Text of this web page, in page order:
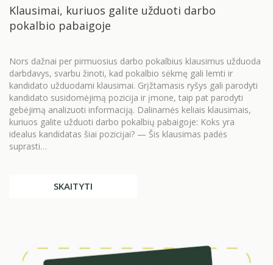
Klausimai, kuriuos galite užduoti darbo
pokalbio pabaigoje
Nors dažnai per pirmuosius darbo pokalbius klausimus užduoda
darbdavys, svarbu žinoti, kad pokalbio sėkmę gali lemti ir
kandidato užduodami klausimai. Grįžtamasis ryšys gali parodyti
kandidato susidomėjimą pozicija ir įmone, taip pat parodyti
gebėjimą analizuoti informaciją. Dalinamės keliais klausimais,
kuriuos galite užduoti darbo pokalbių pabaigoje: Koks yra
idealus kandidatas šiai pozicijai? — Šis klausimas padės
suprasti…
SKAITYTI